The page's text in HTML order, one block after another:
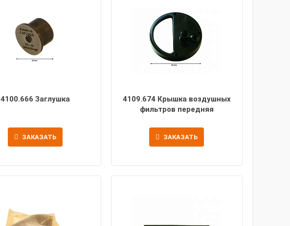
4100.666 Заглушка
ЗАКАЗАТЬ
4109.674 Крышка воздушных
фильтров передняя
ЗАКАЗАТЬ